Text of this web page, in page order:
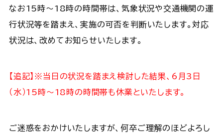
なお15時～18時の時間帯は、気象状況や交通機関の運
行状況等を踏まえ、実施の可否を判断いたします。対応
状況は、改めてお知らせいたします。
【追記】※当日の状況を踏まえ検討した結果、6月3日
（水）15時～18時の時間帯も休業といたします。
ご迷惑をおかけいたしますが、何卒ご理解のほどよろし